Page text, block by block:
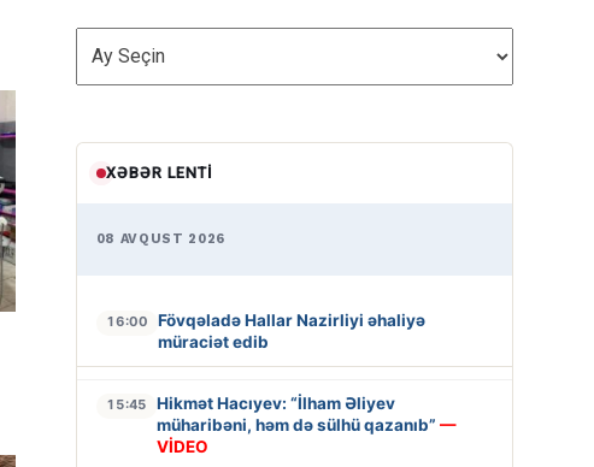
ARXİV
XƏBƏR LENTI
08 AVQUST 2026
16:00
Fövqəladə Hallar Nazirliyi əhaliyə
müraciət edib
15:45
Hikmət Hacıyev: “İlham Əliyev
müharibəni, həm də sülhü qazanıb” —
VİDEO